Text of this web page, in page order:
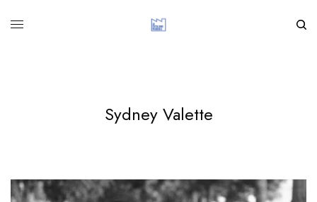
Sydney Valette